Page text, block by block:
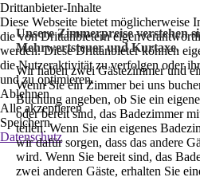
Unsere Zimmerpreise verstehen
Mehrwertsteuer und Kurtaxe.
Wir haben zwei Gästezimmer und
Wenn Sie ein Zimmer bei uns
Buchung angeben, ob Sie ein
oder bereit sind, das Badezimmer
teilen. Wenn Sie ein eigenes
wir dafür sorgen, dass das andere
wird. Wenn Sie bereit sind, das
zwei anderen Gäste, erhalten Sie
Drittanbieter-Inhalte
Diese Webseite bietet möglicherweise
die von Drittanbietern
werden. Diese Drittanbieter können
die Nutzeraktivität zu verfolgen oder
und zu optimieren.
Ablehnen
Alle akzeptieren
Speichern
Datenschutz